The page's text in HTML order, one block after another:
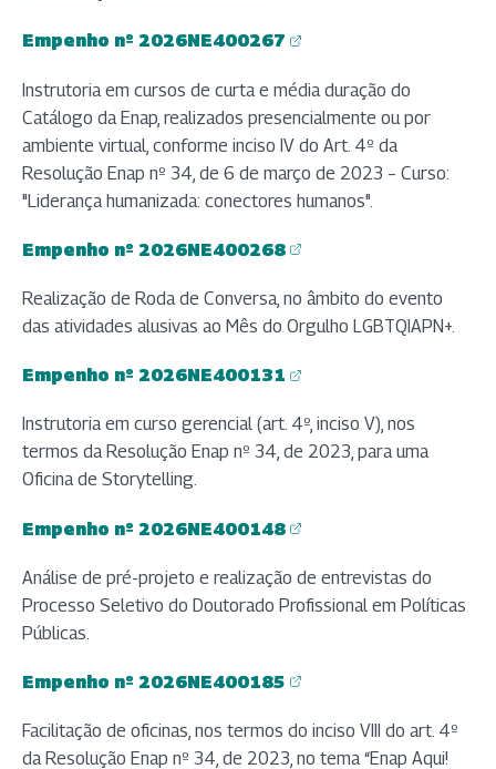
Empenho nº 2026NE400267
(abre em nova aba)
Instrutoria em cursos de curta e média duração do
Catálogo da Enap, realizados presencialmente ou por
ambiente virtual, conforme inciso IV do Art. 4º da
Resolução Enap nº 34, de 6 de março de 2023 – Curso:
"Liderança humanizada: conectores humanos".
Empenho nº 2026NE400268
(abre em nova aba)
Realização de Roda de Conversa, no âmbito do evento
das atividades alusivas ao Mês do Orgulho LGBTQIAPN+.
Empenho nº 2026NE400131
(abre em nova aba)
Instrutoria em curso gerencial (art. 4º, inciso V), nos
termos da Resolução Enap nº 34, de 2023, para uma
Oficina de Storytelling.
Empenho nº 2026NE400148
(abre em nova aba)
Análise de pré-projeto e realização de entrevistas do
Processo Seletivo do Doutorado Profissional em Políticas
Públicas.
Empenho nº 2026NE400185
(abre em nova aba)
Facilitação de oficinas, nos termos do inciso VIII do art. 4º
da Resolução Enap nº 34, de 2023, no tema “Enap Aqui!